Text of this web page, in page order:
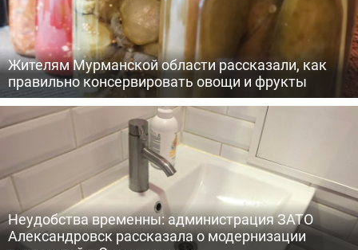
Жителям Мурманской области рассказали, как
правильно консервировать овощи и фрукты
Неудобства временны: администрация ЗАТО
Александровск рассказала о модернизации